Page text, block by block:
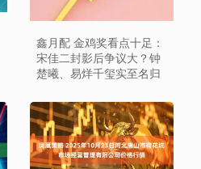
鑫月配 金鸡奖看点十足：
宋佳二封影后争议大？钟
楚曦、易烊千玺实至名归